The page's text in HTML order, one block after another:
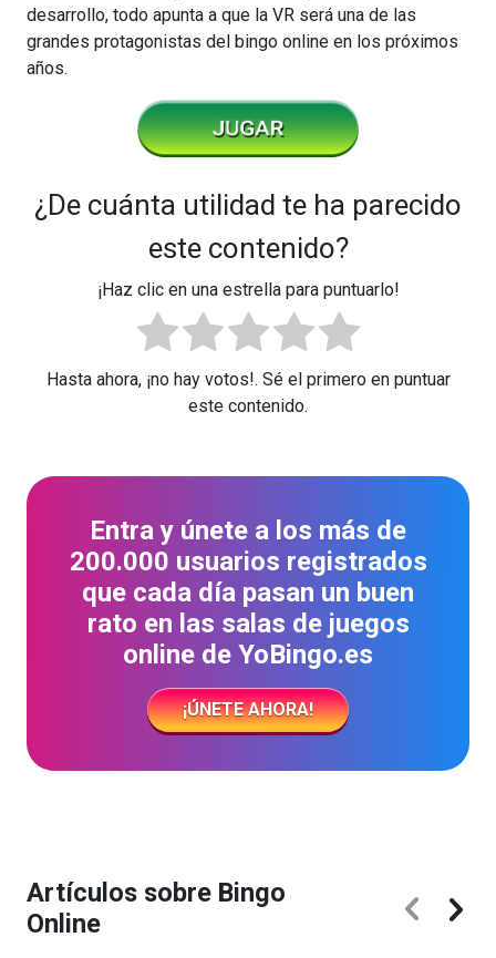
desarrollo, todo apunta a que la VR será una de las
grandes protagonistas del bingo online en los próximos
años.
¿De cuánta utilidad te ha parecido
este contenido?
¡Haz clic en una estrella para puntuarlo!
Hasta ahora, ¡no hay votos!. Sé el primero en puntuar
este contenido.
Entra y únete a los más de
200.000 usuarios registrados
que cada día pasan un buen
rato en las salas de juegos
online de YoBingo.es
¡ÚNETE AHORA!
Artículos sobre Bingo
Online